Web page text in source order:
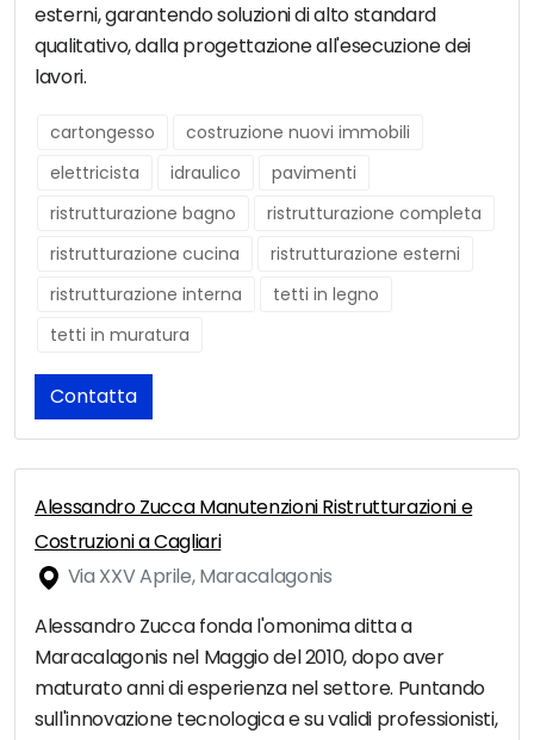
esterni, garantendo soluzioni di alto standard
qualitativo, dalla progettazione all'esecuzione dei
lavori.
cartongesso
costruzione nuovi immobili
elettricista
idraulico
pavimenti
ristrutturazione bagno
ristrutturazione completa
ristrutturazione cucina
ristrutturazione esterni
ristrutturazione interna
tetti in legno
tetti in muratura
Contatta
Alessandro Zucca Manutenzioni Ristrutturazioni e
Costruzioni a Cagliari
Via XXV Aprile, Maracalagonis
Alessandro Zucca fonda l'omonima ditta a
Maracalagonis nel Maggio del 2010, dopo aver
maturato anni di esperienza nel settore. Puntando
sull'innovazione tecnologica e su validi professionisti,